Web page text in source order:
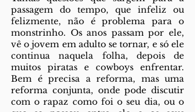
passagem do tempo, que infeliz ou
felizmente, não é problema para o
monstrinho. Os anos passam por ele,
vê o jovem em adulto se tornar, e só ele
continua naquela folha, depois de
muitos piratas e cowboys enfrentar.
Bem é precisa a reforma, mas uma
reforma conjunta, onde pode discutir
com o rapaz como foi o seu dia, ou o